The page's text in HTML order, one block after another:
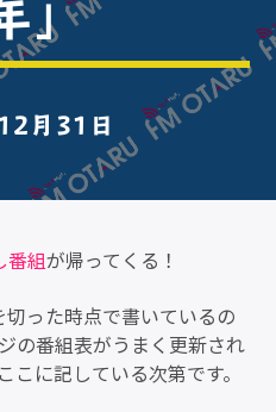
」
月31日
番組が帰ってくる！
った時点で書いているの
の番組表がうまく更新され
に記している次第です。